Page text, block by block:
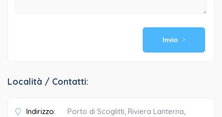
Invio
Località / Contatti:
Indirizzo:
Porto di Scoglitti, Riviera Lanterna,